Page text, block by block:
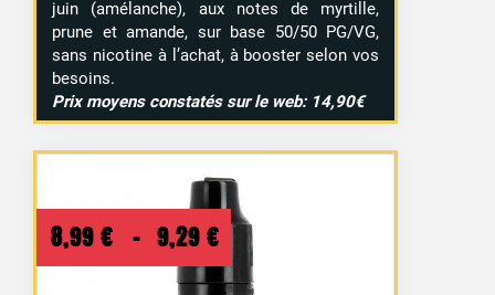
juin (amélanche), aux notes de myrtille,
prune et amande, sur base 50/50 PG/VG,
sans nicotine à l’achat, à booster selon vos
besoins.
Prix moyens constatés sur le web: 14,90€
8,99 € – 9,29 € Plage
de